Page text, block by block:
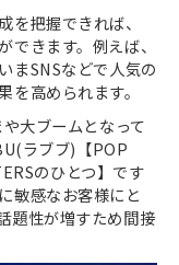
を把握できれば、
できます。例えば、
まSNSなどで人気の
高められます。
大ブームとなって
ラブブ)【POP
のひとつ】です
敏感なお客様にと
題性が増すため間接